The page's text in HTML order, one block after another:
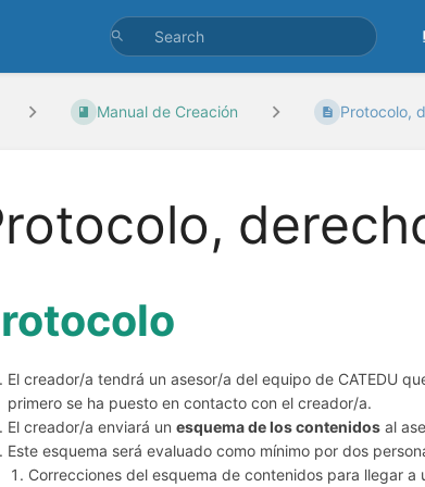
Manual de Creación Protocolo,
El creador/a tendrá un asesor/a del equipo de CATEDU
primero se ha puesto en contacto con el creador/a.
El creador/a enviará unesquema de los contenidos al
Este esquema será evaluado como mínimo por dos
Correcciones del esquema de contenidos para llegar a